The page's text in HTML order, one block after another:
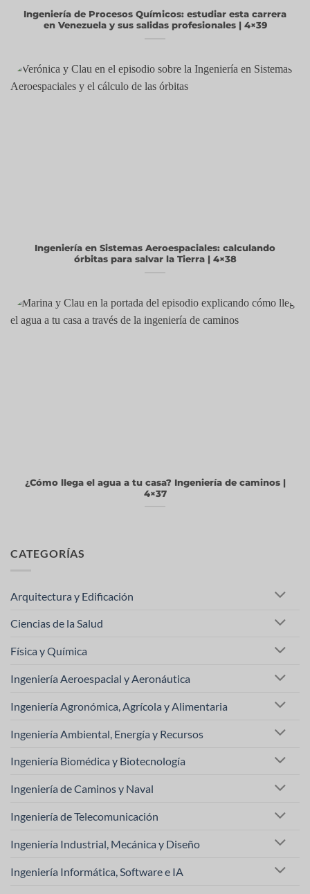
Ingeniería de Procesos Químicos: estudiar esta carrera
en Venezuela y sus salidas profesionales | 4×39
Ingeniería en Sistemas Aeroespaciales: calculando
órbitas para salvar la Tierra | 4×38
¿Cómo llega el agua a tu casa? Ingeniería de caminos |
4×37
CATEGORÍAS
Arquitectura y Edificación
Ciencias de la Salud
Física y Química
Ingeniería Aeroespacial y Aeronáutica
Ingeniería Agronómica, Agrícola y Alimentaria
Ingeniería Ambiental, Energía y Recursos
Ingeniería Biomédica y Biotecnología
Ingeniería de Caminos y Naval
Ingeniería de Telecomunicación
Ingeniería Industrial, Mecánica y Diseño
Ingeniería Informática, Software e IA